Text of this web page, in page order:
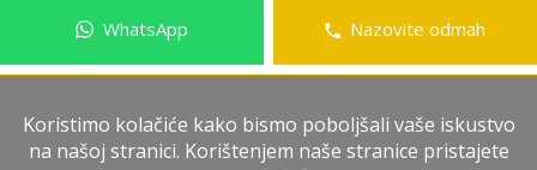
WhatsApp Nazovite odmah